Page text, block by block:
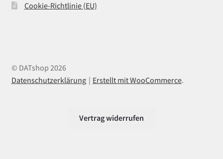
Cookie-Richtlinie (EU)
© DATshop 2026
Datenschutzerklärung
Erstellt mit WooCommerce.
Vertrag widerrufen